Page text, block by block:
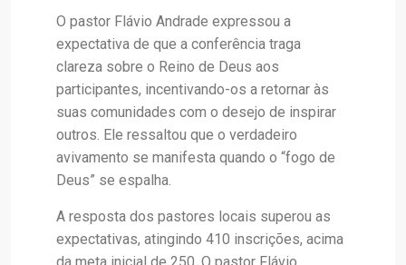
O pastor Flávio Andrade expressou a
expectativa de que a conferência traga
clareza sobre o Reino de Deus aos
participantes, incentivando-os a retornar às
suas comunidades com o desejo de inspirar
outros. Ele ressaltou que o verdadeiro
avivamento se manifesta quando o “fogo de
Deus” se espalha.
A resposta dos pastores locais superou as
expectativas, atingindo 410 inscrições, acima